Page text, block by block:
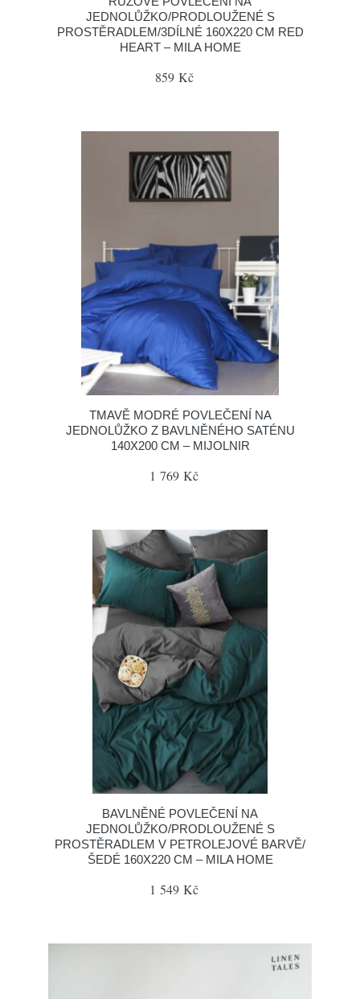
JEDNOLŮŽKO/PRODLOUŽENÉ S
PROSTĚRADLEM/3DÍLNÉ 160X220 CM RED
HEART – MILA HOME
859 Kč
TMAVĚ MODRÉ POVLEČENÍ NA
JEDNOLŮŽKO Z BAVLNĚNÉHO SATÉNU
140X200 CM – MIJOLNIR
1 769 Kč
BAVLNĚNÉ POVLEČENÍ NA
JEDNOLŮŽKO/PRODLOUŽENÉ S
PROSTĚRADLEM V PETROLEJOVÉ BARVĚ/
ŠEDÉ 160X220 CM – MILA HOME
1 549 Kč